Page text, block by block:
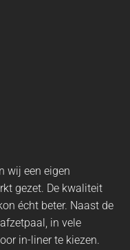
wij een eigen
gezet. De kwaliteit
écht beter. Naast de
in vele
in-liner te kiezen.